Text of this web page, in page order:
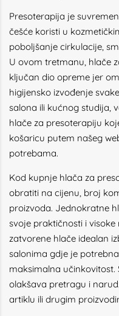
Presoterapija je
češće koristi u
poboljšanje cirkulacije,
U ovom tretmanu, hlače
ključan dio opreme jer
higijensko izvođenje
salona ili kućnog studija,
hlače za presoterapiju
košaricu putem našeg
potrebama.
Kod kupnje hlača za
obratiti na cijenu, broj
proizvoda. Jednokratne
svoje praktičnosti i visoke
zatvorene hlače idealan
salonima gdje je
maksimalna učinkovitost.
olakšava pretragu i
artiklu ili drugim